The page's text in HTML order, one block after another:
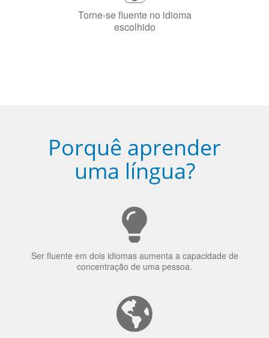
Torne-se fluente no idioma
escolhido
Porquê aprender
uma língua?
Ser fluente em dois idiomas aumenta a capacidade de
concentração de uma pessoa.